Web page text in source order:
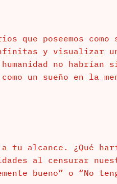
que poseemos
y visualizar
no habrían
un sueño en la
tu alcance. ¿Qué
al censurar
bueno” o “No